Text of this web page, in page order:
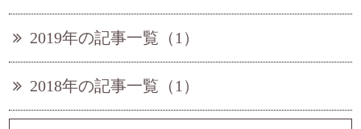
2019年の記事一覧（1）
2018年の記事一覧（1）